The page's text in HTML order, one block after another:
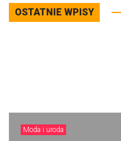
OSTATNIE WPISY
Moda i uroda